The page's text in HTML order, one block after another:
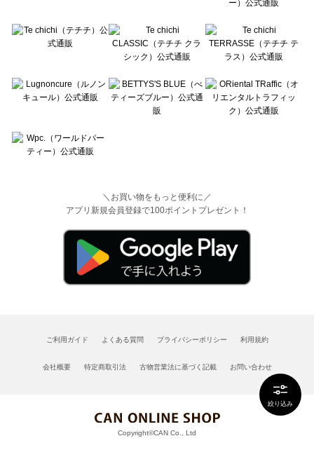
絞り込み
＼お買い物をもっと便利に／
アプリ新規会員登録で100ポイントプレゼント！
ご利用ガイド よくある質問 プライバシーポリシー 利用規約
会社概要 特定商取引法 古物営業法に基づく記載 お問い合わせ
Copyright©CAN Co., Ltd